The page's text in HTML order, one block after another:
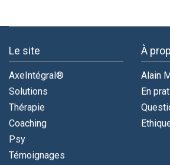
Le site
AxeIntégral®
Solutions
Thérapie
Coaching
Psy
Témoignages
À
Alain
En